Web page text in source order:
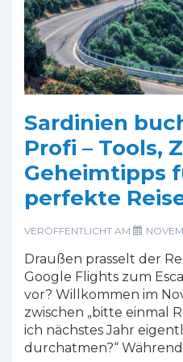
Sardinien
Profi – Tools,
Geheimtipps
perfekte
VERÖFFENTLICHT AM
Draußen prasselt der
Google Flights zum
vor? Willkommen im
zwischen „bitte einmal
ich nächstes Jahr
durchatmen?“